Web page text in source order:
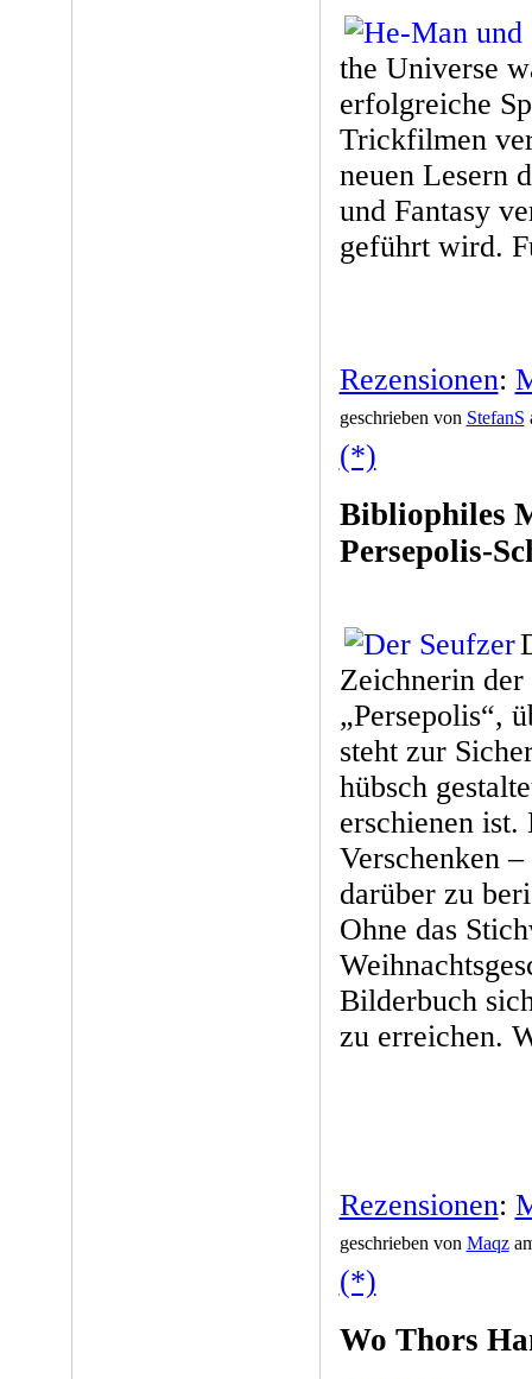
the Universe
erfolgreiche
Trickfilmen
neuen Lesern
und Fantasy
geführt wird.
Rezensionen:
geschrieben von StefanS
(*)
Bibliophiles
Persepolis-
Zeichnerin
„Persepolis“,
steht zur
hübsch
erschienen
Verschenken
darüber zu
Ohne das
Bilderbuch
zu erreichen.
Rezensionen:
geschrieben von Maqz
(*)
Wo Thors